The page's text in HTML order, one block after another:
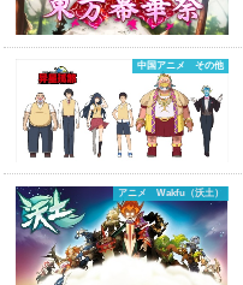
中国アニメ その他
アニメ Wakfu（沃土）